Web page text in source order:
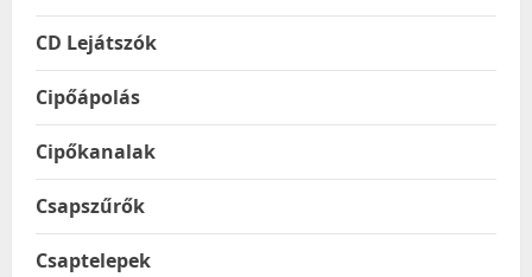
CD Lejátszók
Cipőápolás
Cipőkanalak
Csapszűrők
Csaptelepek